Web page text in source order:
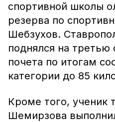
спортивной школы
резерва по
Шебзухов.
поднялся на третью
почета по итогам
категории до 85
Кроме того, ученик
Шемирзова